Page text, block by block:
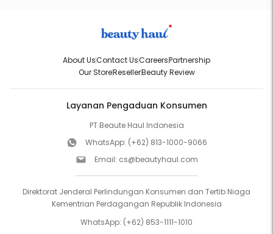
About UsContact UsCareersPartnership
Our StoreResellerBeauty Review
Layanan Pengaduan Konsumen
PT Beaute Haul Indonesia
WhatsApp: (+62) 813-1000-9066
Email: cs@beautyhaul.com
Direktorat Jenderal Perlindungan Konsumen dan Tertib Niaga
Kementrian Perdagangan Republik Indonesia
WhatsApp: (+62) 853-1111-1010